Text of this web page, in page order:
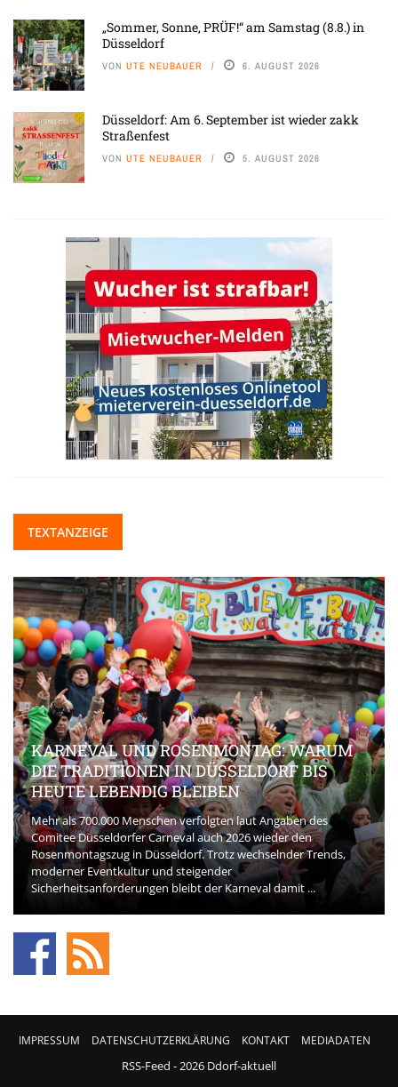
„Sommer, Sonne, PRÜF!“ am Samstag (8.8.) in
Düsseldorf
VON UTE NEUBAUER 6. AUGUST 2026
Düsseldorf: Am 6. September ist wieder zakk
Straßenfest
VON UTE NEUBAUER 5. AUGUST 2026
TEXTANZEIGE
KARNEVAL UND ROSENMONTAG: WARUM
DIE TRADITIONEN IN DÜSSELDORF BIS
HEUTE LEBENDIG BLEIBEN
Mehr als 700.000 Menschen verfolgten laut Angaben des
Comitee Düsseldorfer Carneval auch 2026 wieder den
Rosenmontagszug in Düsseldorf. Trotz wechselnder Trends,
moderner Eventkultur und steigender
Sicherheitsanforderungen bleibt der Karneval damit ...
IMPRESSUM DATENSCHUTZERKLÄRUNG KONTAKT MEDIADATEN
RSS-Feed - 2026 Ddorf-aktuell